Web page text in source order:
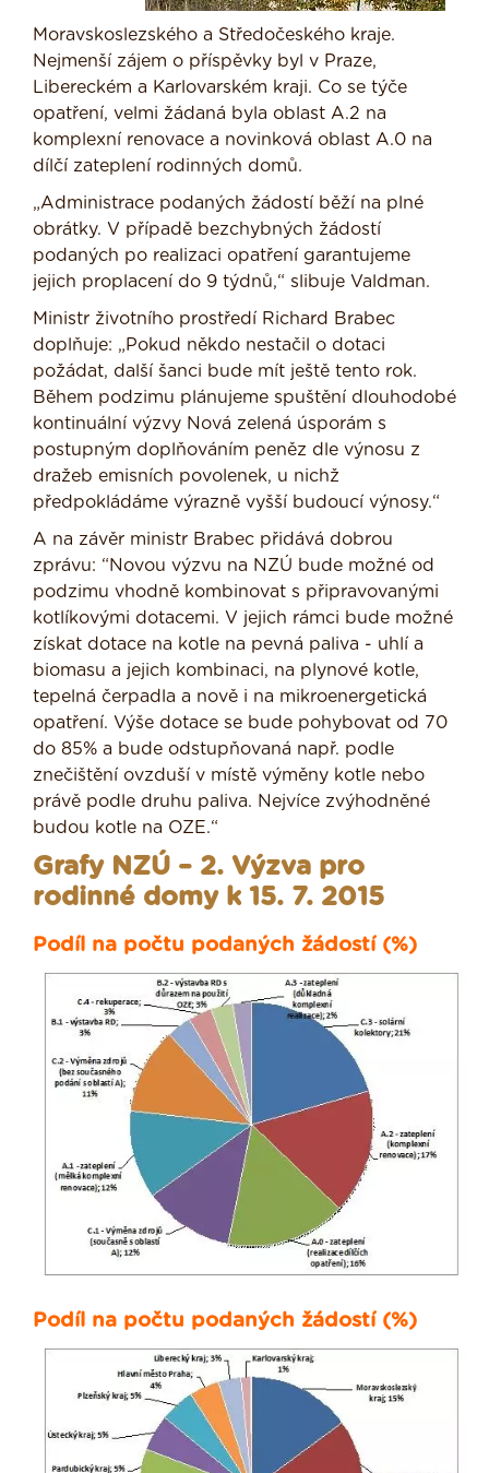
Moravskoslezského a Středočeského kraje.
Nejmenší zájem o příspěvky byl v Praze,
Libereckém a Karlovarském kraji. Co se týče
opatření, velmi žádaná byla oblast A.2 na
komplexní renovace a novinková oblast A.0 na
dílčí zateplení rodinných domů.
„Administrace podaných žádostí běží na plné
obrátky. V případě bezchybných žádostí
podaných po realizaci opatření garantujeme
jejich proplacení do 9 týdnů,“ slibuje Valdman.
Ministr životního prostředí Richard Brabec
doplňuje: „Pokud někdo nestačil o dotaci
požádat, další šanci bude mít ještě tento rok.
Během podzimu plánujeme spuštění dlouhodobé
kontinuální výzvy Nová zelená úsporám s
postupným doplňováním peněz dle výnosu z
dražeb emisních povolenek, u nichž
předpokládáme výrazně vyšší budoucí výnosy.“
A na závěr ministr Brabec přidává dobrou
zprávu: “Novou výzvu na NZÚ bude možné od
podzimu vhodně kombinovat s připravovanými
kotlíkovými dotacemi. V jejich rámci bude možné
získat dotace na kotle na pevná paliva - uhlí a
biomasu a jejich kombinaci, na plynové kotle,
tepelná čerpadla a nově i na mikroenergetická
opatření. Výše dotace se bude pohybovat od 70
do 85% a bude odstupňovaná např. podle
znečištění ovzduší v místě výměny kotle nebo
právě podle druhu paliva. Nejvíce zvýhodněné
budou kotle na OZE.“
Grafy NZÚ – 2. Výzva pro
rodinné domy k 15. 7. 2015
Podíl na počtu podaných žádostí (%)
Podíl na počtu podaných žádostí (%)